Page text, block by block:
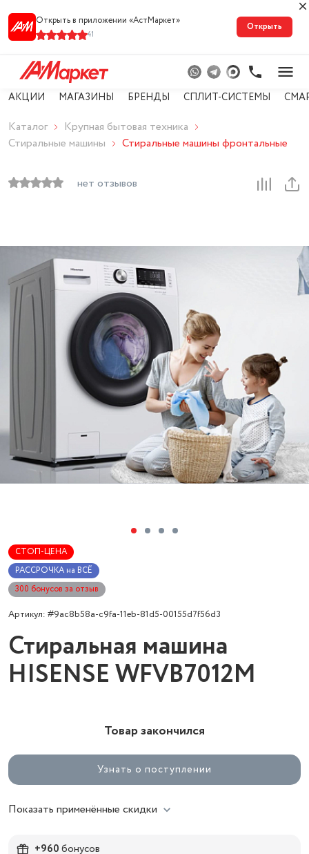
Открыть в приложении «АстМарке‪т‬»
41
Открыть
АКЦИИ МАГАЗИНЫ БРЕНДЫ СПЛИТ-СИСТЕМЫ
Каталог
Крупная бытовая техника
Стиральные машины
Стиральные машины фронтальные
нет отзывов
СТОП-ЦЕНА
РАССРОЧКА на ВСЁ
300 бонусов за отзыв
Артикул: #9ac8b58a-c9fa-11eb-81d5-00155d7f56d3
Стиральная машина
HISENSE WFVB7012M
Товар закончился
Узнать о поступлении
Показать применённые скидки
+960бонусов